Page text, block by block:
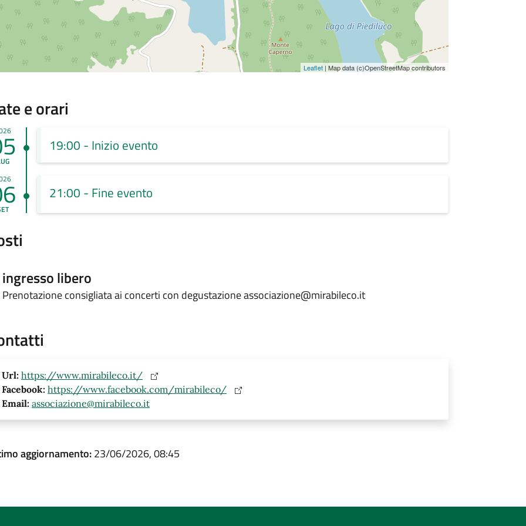
Leaflet | Map data (c)OpenStreetMap contributors
e orari
19:00 - Inizio evento
21:00 - Fine evento
ingresso libero
Prenotazione consigliata ai concerti con degustazione associazione@mirabileco.it
Url: https://www.mirabileco.it/
Facebook: https://www.facebook.com/mirabileco/
Email: associazione@mirabileco.it
aggiornamento:23/06/2026, 08:45